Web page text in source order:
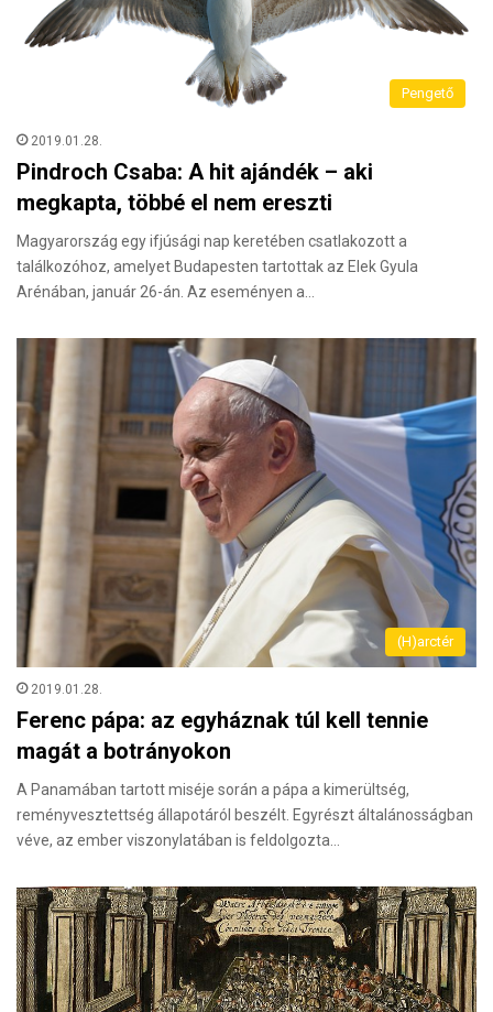
Pengető
2019.01.28.
Pindroch Csaba: A hit ajándék – aki
megkapta, többé el nem ereszti
Magyarország egy ifjúsági nap keretében csatlakozott a
találkozóhoz, amelyet Budapesten tartottak az Elek Gyula
Arénában, január 26-án. Az eseményen a…
(H)arctér
2019.01.28.
Ferenc pápa: az egyháznak túl kell tennie
magát a botrányokon
A Panamában tartott miséje során a pápa a kimerültség,
reményvesztettség állapotáról beszélt. Egyrészt általánosságban
véve, az ember viszonylatában is feldolgozta…